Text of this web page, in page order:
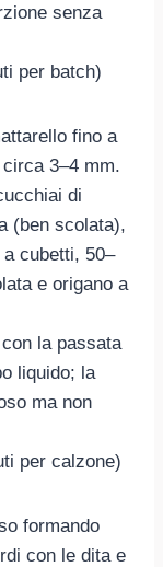
senza
per batch)
fino a
3–4 mm.
di
(ben scolata),
cubetti, 50–
e origano a
la passata
liquido; la
ma non
per calzone)
formando
con le dita e